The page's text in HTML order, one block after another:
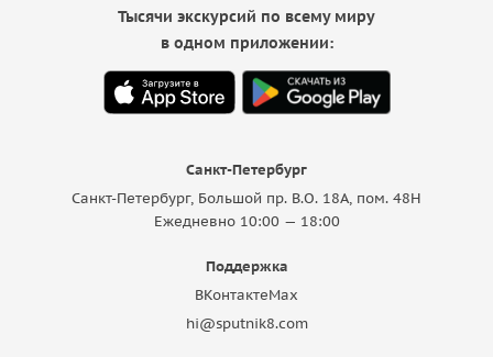
Санкт-Петербург
Санкт-Петербург, Большой пр. В.О. 18A, пом. 48Н
Ежедневно 10:00 — 18:00
Поддержка
ВКонтактеMax
hi@sputnik8.com
Тысячи экскурсий по всему миру
в одном приложении: